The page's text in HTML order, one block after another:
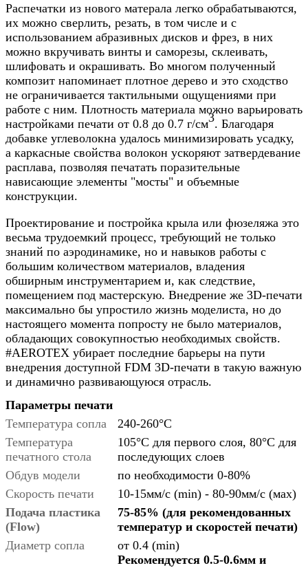
Распечатки из нового матерала легко обрабатываются,
их можно сверлить, резать, в том числе и с
использованием абразивных дисков и фрез, в них
можно вкручивать винты и саморезы, склеивать,
шлифовать и окрашивать. Во многом полученный
композит напоминает плотное дерево и это сходство
не ограничивается тактильными ощущениями при
работе с ним. Плотность материала можно варьировать
настройками печати от 0.8 до 0.7 г/см3. Благодаря
добавке углеволокна удалось минимизировать усадку,
а каркасные свойства волокон ускоряют затвердевание
расплава, позволяя печатать поразительные
нависающие элементы "мосты" и объемные
конструкции.
Проектирование и постройка крыла или фюзеляжа это
весьма трудоемкий процесс, требующий не только
знаний по аэродинамике, но и навыков работы с
большим количеством материалов, владения
обширным инструментарием и, как следствие,
помещением под мастерскую. Внедрение же 3D-печати
максимально бы упростило жизнь моделиста, но до
настоящего момента попросту не было материалов,
обладающих совокупностью необходимых свойств.
#AEROTEX убирает последние барьеры на пути
внедрения доступной FDM 3D-печати в такую важную
и динамично развивающуюся отрасль.
Параметры печати
Температура сопла
240-260°С
Температура
печатного стола
105°С для первого слоя, 80°С для
последующих слоев
Обдув модели
по необходимости 0-80%
Скорость печати
10-15мм/с (min) - 80-90мм/с (мах)
Подача пластика
(Flow)
75-85% (для рекомендованных
температур и скоростей печати)
Диаметр сопла
от 0.4 (min)
Рекомендуется 0.5-0.6мм и